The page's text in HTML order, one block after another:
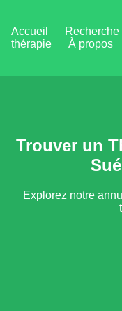
Accueil
thérapie
À propos
Trouver un
Explorez notre